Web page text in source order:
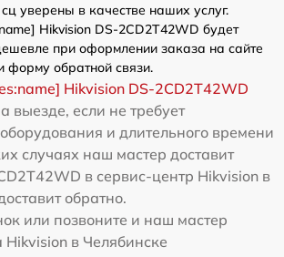
уверены в качестве наших услуг.
Hikvision DS-2CD2T42WD будет
при оформлении заказа на сайте
форму обратной связи.
Hikvision DS-2CD2T42WD
выезде, если не требует
и длительного времени
случаях наш мастер доставит
в сервис-центр Hikvision в
обратно.
или позвоните и наш мастер
Hikvision в Челябинске